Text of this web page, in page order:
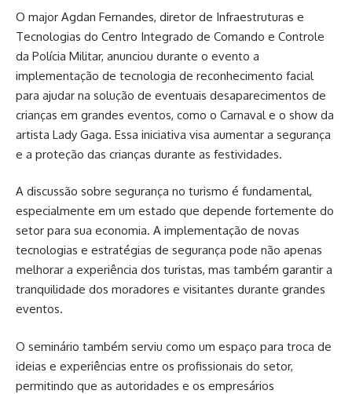
O major Agdan Fernandes, diretor de Infraestruturas e
Tecnologias do Centro Integrado de Comando e Controle
da Polícia Militar, anunciou durante o evento a
implementação de tecnologia de reconhecimento facial
para ajudar na solução de eventuais desaparecimentos de
crianças em grandes eventos, como o Carnaval e o show da
artista Lady Gaga. Essa iniciativa visa aumentar a segurança
e a proteção das crianças durante as festividades.
A discussão sobre segurança no turismo é fundamental,
especialmente em um estado que depende fortemente do
setor para sua economia. A implementação de novas
tecnologias e estratégias de segurança pode não apenas
melhorar a experiência dos turistas, mas também garantir a
tranquilidade dos moradores e visitantes durante grandes
eventos.
O seminário também serviu como um espaço para troca de
ideias e experiências entre os profissionais do setor,
permitindo que as autoridades e os empresários